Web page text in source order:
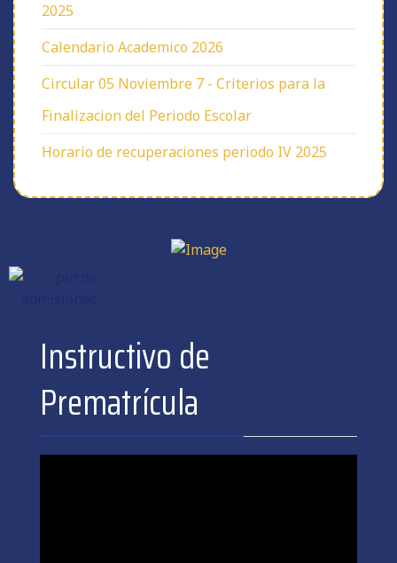
2025
Calendario Academico 2026
Circular 05 Noviembre 7 - Criterios para la
Finalizacion del Periodo Escolar
Horario de recuperaciones periodo IV 2025
Instructivo de
Prematrícula